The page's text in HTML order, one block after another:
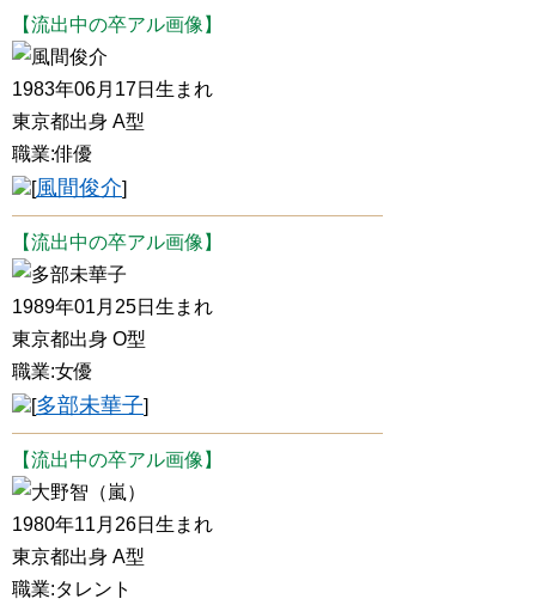
【流出中の卒アル画像】
風間俊介
1983年06月17日生まれ
東京都出身 A型
職業:俳優
[風間俊介]
【流出中の卒アル画像】
多部未華子
1989年01月25日生まれ
東京都出身 O型
職業:女優
[多部未華子]
【流出中の卒アル画像】
大野智（嵐）
1980年11月26日生まれ
東京都出身 A型
職業:タレント